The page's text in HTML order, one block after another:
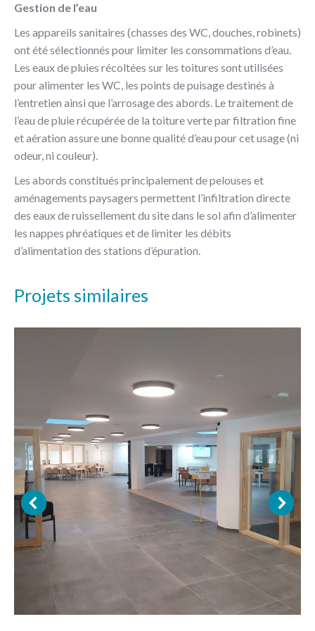
Gestion de l’eau
Les appareils sanitaires (chasses des WC, douches, robinets)
ont été sélectionnés pour limiter les consommations d’eau.
Les eaux de pluies récoltées sur les toitures sont utilisées
pour alimenter les WC, les points de puisage destinés à
l’entretien ainsi que l’arrosage des abords. Le traitement de
l’eau de pluie récupérée de la toiture verte par filtration fine
et aération assure une bonne qualité d’eau pour cet usage (ni
odeur, ni couleur).
Les abords constitués principalement de pelouses et
aménagements paysagers permettent l’infiltration directe
des eaux de ruissellement du site dans le sol afin d’alimenter
les nappes phréatiques et de limiter les débits
d’alimentation des stations d’épuration.
Projets similaires